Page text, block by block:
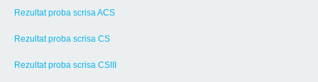
Rezultat proba scrisa ACS
Rezultat proba scrisa CS
Rezultat proba scrisa CSIII